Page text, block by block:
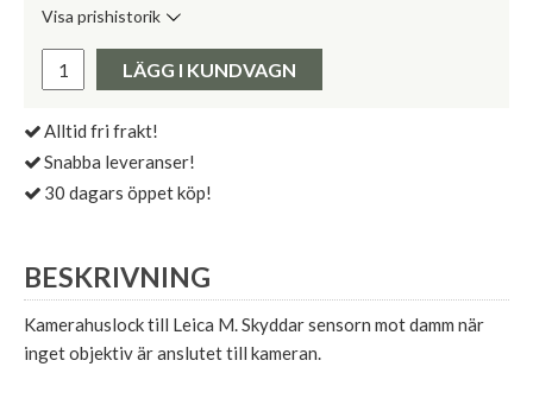
Visa prishistorik
Pris:
LÄGG I KUNDVAGN
Alltid fri frakt!
Snabba leveranser!
30 dagars öppet köp!
BESKRIVNING
Kamerahuslock till Leica M. Skyddar sensorn mot damm när
inget objektiv är anslutet till kameran.